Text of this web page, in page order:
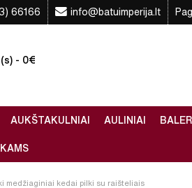
66166 info@batuimperija.lt
- 0€
AUKŠTAKULNIAI AULINIAI
medžiaginiai kedai pilki su raišteliais